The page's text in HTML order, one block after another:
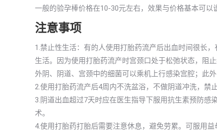
一般的验孕棒价格在10-30元左右，效果与价格基本可
注意事项
1.禁止性生活：有的人使用打胎药流产后出血时间很长
生活。因为使用打胎药流产时宫颈口处于松弛状态，阻
外阴、阴道、宫颈中的细菌可以乘机上行感染宫腔；此
2.使用打胎药流产后4周内不洗盆浴，不做阴道冲洗，禁
3.阴道出血超过7天时应在医生指导下服用抗生素预防
术。
4.使用打胎药打胎后需要注意休息，避免劳累。可服用